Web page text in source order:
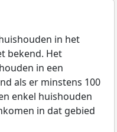
in het
bekend. Het
in een
als er minstens 100
enkel huishouden
in dat gebied